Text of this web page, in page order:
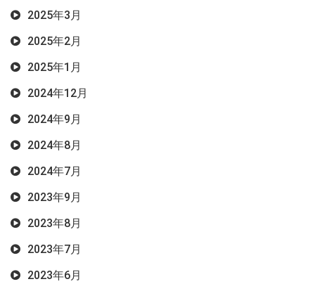
2025年3月
2025年2月
2025年1月
2024年12月
2024年9月
2024年8月
2024年7月
2023年9月
2023年8月
2023年7月
2023年6月